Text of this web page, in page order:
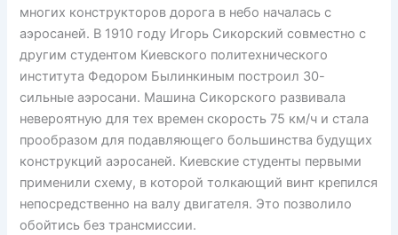
многих конструкторов дорога в небо началась с
аэросаней. В 1910 году Игорь Сикорский совместно с
другим студентом Киевского политехнического
института Федором Былинкиным построил 30-
сильные аэросани. Машина Сикорского развивала
невероятную для тех времен скорость 75 км/ч и стала
прообразом для подавляющего большинства будущих
конструкций аэросаней. Киевские студенты первыми
применили схему, в которой толкающий винт крепился
непосредственно на валу двигателя. Это позволило
обойтись без трансмиссии.